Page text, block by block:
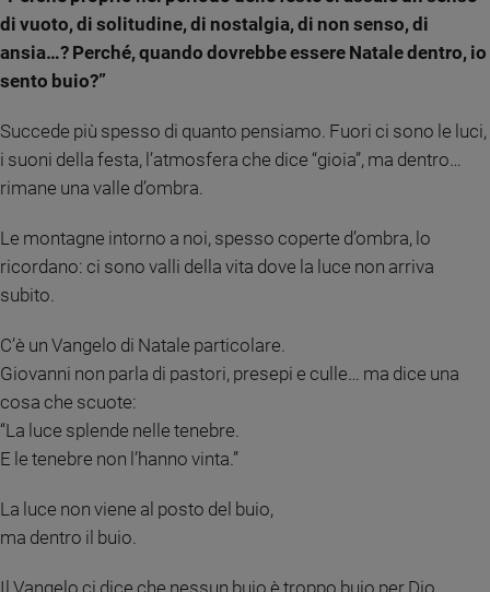
Creato
Volontariato
di
valore
della
settimana
Migranti
e
inclusione
Costume
e
Sanremo
2026
di vuoto, di solitudine, di nostalgia, di non senso, di
ansia…? Perché, quando dovrebbe essere Natale dentro, io
sento buio?”
Succede più spesso di quanto pensiamo. Fuori ci sono le luci,
i suoni della festa, l’atmosfera che dice “gioia”, ma dentro…
rimane una valle d’ombra.
Le montagne intorno a noi, spesso coperte d’ombra, lo
ricordano: ci sono valli della vita dove la luce non arriva
subito.
C’è un Vangelo di Natale particolare.
Giovanni non parla di pastori, presepi e culle… ma dice una
cosa che scuote:
“La luce splende nelle tenebre.
E le tenebre non l’hanno vinta.”
La luce non viene al posto del buio,
ma dentro il buio.
Il Vangelo ci dice che nessun buio è troppo buio per Dio.